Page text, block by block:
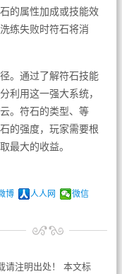
的属性加成或技能效
练失败时符石将消
。通过了解符石技能
利用这一强大系统，
。符石的类型、等
的强度，玩家需要根
最大的收益。
博 人人网 微信
请注明出处！ 本文标